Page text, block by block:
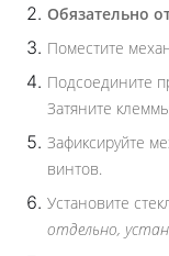
Обязательно
Поместите
Подсоедините
Затяните
Зафиксируйте
винтов.
Установите
отдельно,